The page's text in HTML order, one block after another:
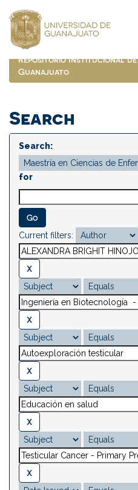
navigation
Repositorio Institucional
Guanajuato
Search
Search:
for
Current filters: